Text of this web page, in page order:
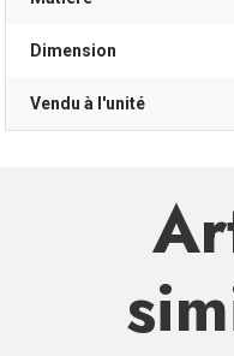
Dimension
Vendu à l'unité